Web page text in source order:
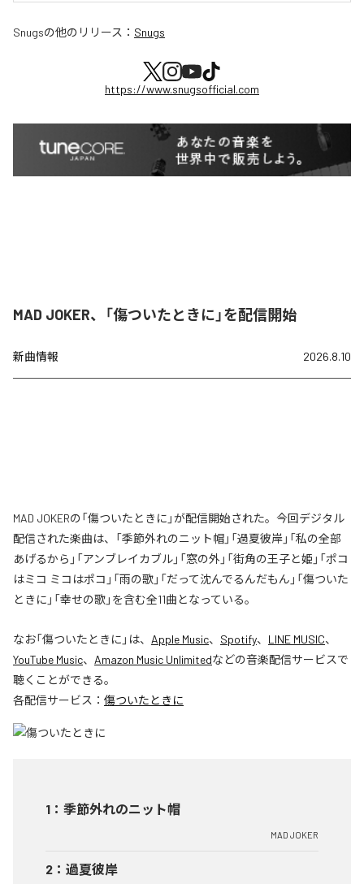
Snugsの他のリリース： Snugs
https://www.snugsofficial.com
MAD JOKER、「傷ついたときに」を配信開始
新曲情報 2026.8.10
MAD JOKERの「傷ついたときに」が配信開始された。今回デジタル
配信された楽曲は、「季節外れのニット帽」「過夏彼岸」「私の全部
あげるから」「アンブレイカブル」「窓の外」「街角の王子と姫」「ポコ
はミコ ミコはポコ」「雨の歌」「だって沈んでるんだもん」「傷ついた
ときに」「幸せの歌」を含む全11曲となっている。
なお「傷ついたときに 」は、 Apple Music、 Spotify、 LINE MUSIC、
YouTube Music、 Amazon Music Unlimitedなどの音楽配信サービスで
聴くことができる。
各配信サービス： 傷ついたときに
1 ： 季節外れのニット帽
MAD JOKER
2 ： 過夏彼岸